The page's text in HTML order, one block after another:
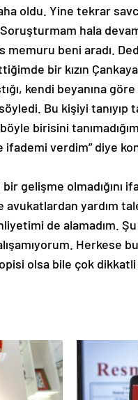
oldu. Yine tekrar
hala
beni aradı.
bir kızın
kendi beyanına
Bu kişiyi tanıyıp
birisini
verdim” diye
gelişme olmadığını
avukatlardan yardım
de alamadım. Şu
Herkese
olsa bile çok